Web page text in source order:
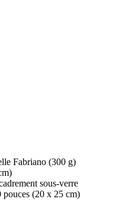
Fabriano (300 g)
sous-verre
pouces (20 x 25 cm)